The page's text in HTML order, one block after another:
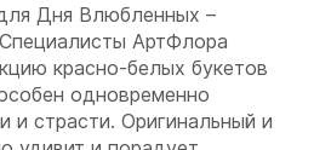
Дня Влюбленных –
АртФлора
красно-белых букетов
одновременно
и страсти. Оригинальный и